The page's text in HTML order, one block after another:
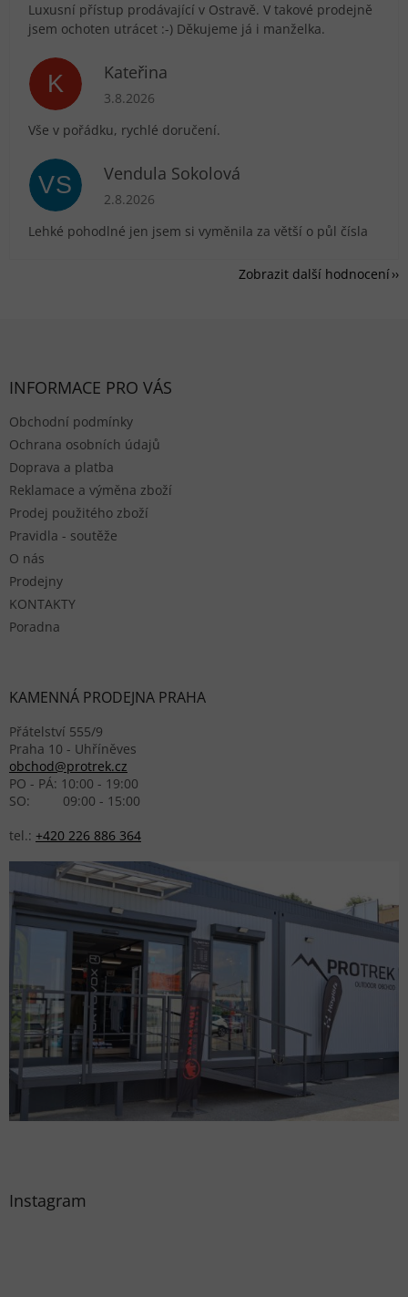
Luxusní přístup prodávající v Ostravě. V takové prodejně
jsem ochoten utrácet :-) Děkujeme já i manželka.
K Kateřina
Hodnocení obchodu je 5 z 5 hvězdiček.
3.8.2026
Vše v pořádku, rychlé doručení.
VS Vendula Sokolová
Hodnocení obchodu je 5 z 5 hvězdiček.
2.8.2026
Lehké pohodlné jen jsem si vyměnila za větší o půl čísla
Zobrazit další hodnocení
INFORMACE PRO VÁS
Obchodní podmínky
Ochrana osobních údajů
Doprava a platba
Reklamace a výměna zboží
Prodej použitého zboží
Pravidla - soutěže
O nás
Prodejny
KONTAKTY
Poradna
KAMENNÁ PRODEJNA PRAHA
Přátelství 555/9
Praha 10 - Uhříněves
obchod@protrek.cz
PO - PÁ: 10:00 - 19:00
SO: 09:00 - 15:00
tel.: +420 226 886 364
Instagram